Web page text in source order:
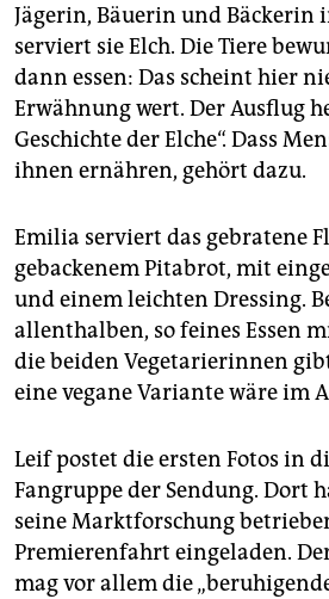
Jägerin, Bäuerin und Bäckerin
serviert sie Elch. Die Tiere
dann essen: Das scheint hier
Erwähnung wert. Der Ausflug
Geschichte der Elche“. Dass
ihnen ernähren, gehört dazu.
Emilia serviert das gebratene
gebackenem ­Pitabrot, mit
und einem leichten Dressing.
allenthalben, so feines Essen
die beiden Vegetarierinnen
eine vegane Variante wäre im
Leif postet die ersten Fotos in
Fangruppe der Sendung. Dort
seine Marktforschung
Premierenfahrt eingeladen.
mag vor allem die